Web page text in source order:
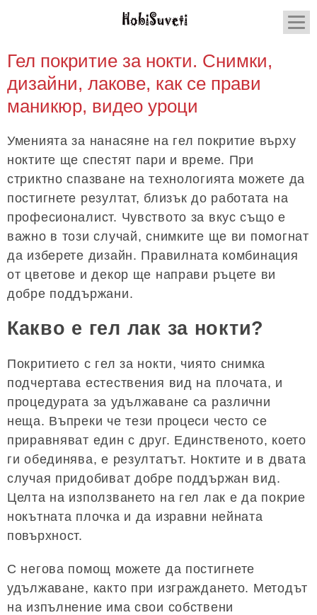
Гел покритие за нокти. Снимки,
дизайни, лакове, как се прави
маникюр, видео уроци
Уменията за нанасяне на гел покритие върху
ноктите ще спестят пари и време. При
стриктно спазване на технологията можете да
постигнете резултат, близък до работата на
професионалист. Чувството за вкус също е
важно в този случай, снимките ще ви помогнат
да изберете дизайн. Правилната комбинация
от цветове и декор ще направи ръцете ви
добре поддържани.
Какво е гел лак за нокти?
Покритието с гел за нокти, чиято снимка
подчертава естествения вид на плочата, и
процедурата за удължаване са различни
неща. Въпреки че тези процеси често се
приравняват един с друг. Единственото, което
ги обединява, е резултатът. Ноктите и в двата
случая придобиват добре поддържан вид.
Целта на използването на гел лак е да покрие
нокътната плочка и да изравни нейната
повърхност.
С негова помощ можете да постигнете
удължаване, както при изграждането. Методът
на изпълнение има свои собствени